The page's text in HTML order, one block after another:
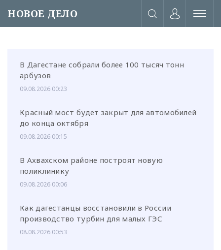
НОВОЕ ДЕЛО
В Дагестане собрали более 100 тысяч тонн
арбузов
09.08.2026 00:23
Красный мост будет закрыт для автомобилей
до конца октября
09.08.2026 00:15
В Ахвахском районе построят новую
поликлинику
09.08.2026 00:06
Как дагестанцы восстановили в России
производство турбин для малых ГЭС
08.08.2026 00:53